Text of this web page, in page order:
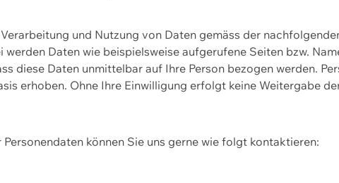
und Nutzung von Daten gemäss der
Daten wie beispielsweise aufgerufene Seiten bzw.
diese Daten unmittelbar auf Ihre Person bezogen werden.
erhoben. Ohne Ihre Einwilligung erfolgt keine Weitergabe
können Sie uns gerne wie folgt kontaktieren: